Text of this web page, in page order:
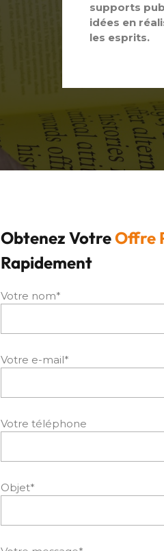
supports
idées en
les esprits.
Obtenez VotreOffre
Rapidement
Votre nom*
Votre e-mail*
Votre téléphone
Objet*